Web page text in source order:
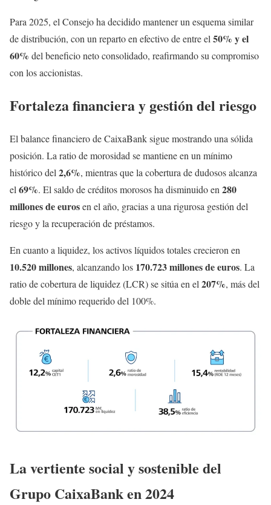
Para 2025, el Consejo ha decidido mantener un esquema similar
de distribución, con un reparto en efectivo de entre el 50% y el
60% del beneficio neto consolidado, reafirmando su compromiso
con los accionistas.
Fortaleza financiera y gestión del riesgo
El balance financiero de CaixaBank sigue mostrando una sólida
posición. La ratio de morosidad se mantiene en un mínimo
histórico del2,6%, mientras que la cobertura de dudosos alcanza
el69%. El saldo de créditos morosos ha disminuido en280
millones de eurosen el año, gracias a una rigurosa gestión del
riesgo y la recuperación de préstamos.
En cuanto a liquidez, los activos líquidos totales crecieron en
10.520 millones, alcanzando los 170.723 millones de euros. La
ratio de cobertura de liquidez (LCR) se sitúa en el207%, más del
doble del mínimo requerido del 100%.
La vertiente social y sostenible del
Grupo CaixaBank en 2024